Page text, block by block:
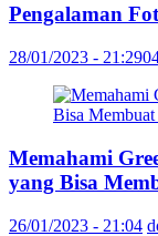
Pengalaman
28/01/2023 - 21:29
Memahami
yang Bisa
26/01/2023 - 21:04